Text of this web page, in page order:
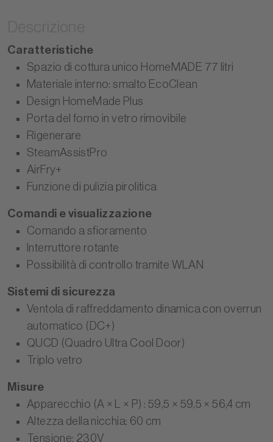
Caratteristiche
Spazio di cottura unico HomeMADE 77 litri
Materiale interno: smalto EcoClean
Design HomeMade Plus
Porta del forno in vetro rimovibile
Rigenerare
SteamAssistPro
AirFry+
Funzione di pulizia pirolitica
Comandi e visualizzazione
Comando a sfioramento
Interruttore rotante
Possibilità di controllo tramite WLAN
Sistemi di sicurezza
Ventola di raffreddamento dinamica con overrun
automatico (DC+)
QUCD (Quadro Ultra Cool Door)
Triplo vetro
Misure
Apparecchio (A × L × P) : 59,5 × 59,5 × 56,4 cm
Altezza della nicchia: 60 cm
Tensione: 230V